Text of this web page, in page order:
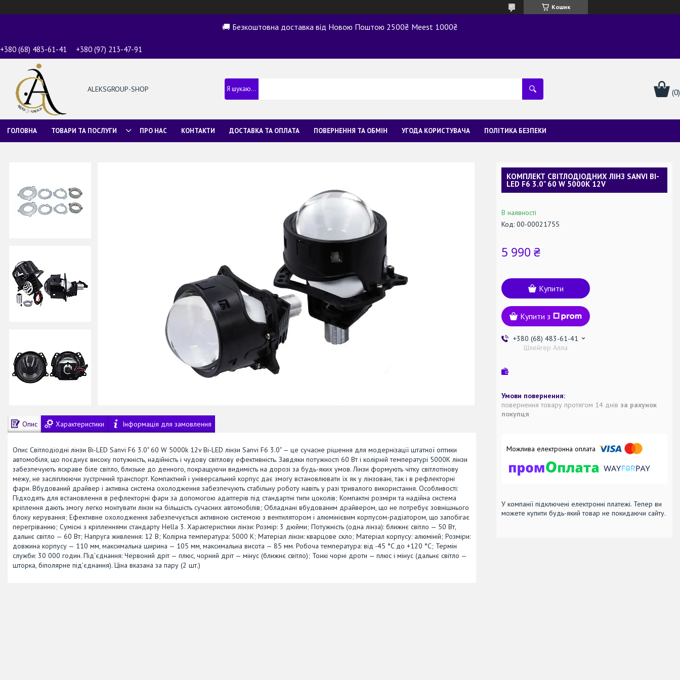
Кошик
🚚 Безкоштовна доставка від Новою Поштою 2500₴ Meest 1000₴
+380 (68) 483-61-41 +380 (97) 213-47-91
ALEKSGROUP-SHOP
ГОЛОВНА ТОВАРИ ТА ПОСЛУГИ ПРО НАС КОНТАКТИ ДОСТАВКА ТА ОПЛАТА ПОВЕРНЕННЯ ТА ОБМІН УГОДА КОРИСТУВАЧА ПОЛІТИКА БЕЗПЕКИ
Опис Характеристики Інформація для замовлення
Опис Світлодіодні лінзи Bi-LED Sanvi F6 3.0" 60 W 5000k 12v Bi-LED лінзи Sanvi F6 3.0" — це сучасне рішення для модернізації штатної оптики
автомобіля, що поєднує високу потужність, надійність і чудову світлову ефективність. Завдяки потужності 60 Вт і колірній температурі 5000K лінзи
забезпечують яскраве біле світло, близьке до денного, покращуючи видимість на дорозі за будь-яких умов. Лінзи формують чітку світлотінову
межу, не засліплюючи зустрічний транспорт. Компактний і універсальний корпус дає змогу встановлювати їх як у лінзовані, так і в рефлекторні
фари. Вбудований драйвер і активна система охолодження забезпечують стабільну роботу навіть у разі тривалого використання. Особливості:
Підходять для встановлення в рефлекторні фари за допомогою адаптерів під стандартні типи цоколів; Компактні розміри та надійна система
кріплення дають змогу легко монтувати лінзи на більшість сучасних автомобілів; Обладнані вбудованим драйвером, що не потребує зовнішнього
блоку керування; Ефективне охолодження забезпечується активною системою з вентилятором і алюмінієвим корпусом-радіатором, що запобігає
перегріванню; Сумісні з кріпленнями стандарту Hella 3. Характеристики лінзи: Розмір: 3 дюйми; Потужність (одна лінза): ближнє світло — 50 Вт,
дальнє світло — 60 Вт; Напруга живлення: 12 В; Колірна температура: 5000 К; Матеріал лінзи: кварцове скло; Матеріал корпусу: алюміній; Розміри:
довжина корпусу — 110 мм, максимальна ширина — 105 мм, максимальна висота — 85 мм. Робоча температура: від -45 °C до +120 °C; Термін
служби: 30 000 годин. Під'єднання: Червоний дріт — плюс, чорний дріт — мінус (ближнє світло); Тонкі чорні дроти — плюс і мінус (дальнє світло —
шторка, біполярне під'єднання). Ціна вказана за пару (2 шт.)
КОМПЛЕКТ СВІТЛОДІОДНИХ ЛІНЗ SANVI BI-
LED F6 3.0" 60 W 5000K 12V
В наявності
Код: 00-00021755
5 990 ₴
Купити
Купити з
+380 (68) 483-61-41
Шлейгер Алла
повернення товару протягом 14 днів за рахунок
покупця
У компанії підключені електронні платежі. Тепер ви
можете купити будь-який товар не покидаючи сайту.